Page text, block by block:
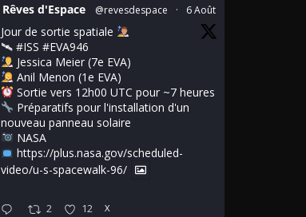
Rêves d'Espace @revesdespace · 6 Août
Jour de sortie spatiale
🛰 #ISS #EVA946
Jessica Meier (7e EVA)
Anil Menon (1e EVA)
Sortie vers 12h00 UTC pour ~7 heures
Préparatifs pour l'installation d'un
nouveau panneau solaire
NASA
https://plus.nasa.gov/scheduled-
video/u-s-spacewalk-96/
2 12 X